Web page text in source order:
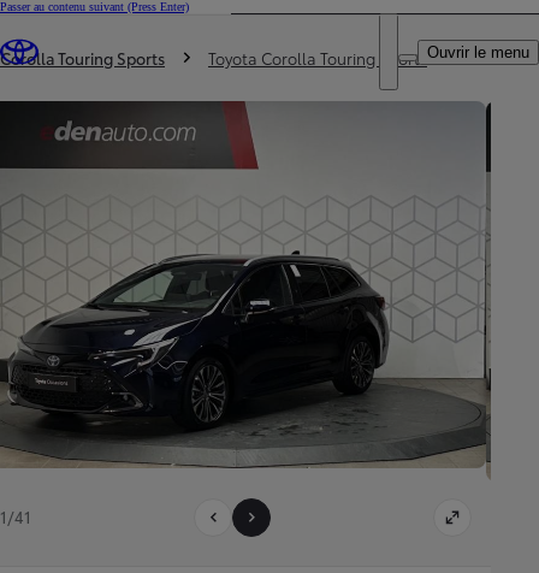
Passer au contenu suivant (Press Enter)
Trouvez un partenaire Toyota
DEALER NAME
Ouvrir le menu
Vous êtes ici
Corolla Touring Sports Toyota Corolla Touring Sports
1/41